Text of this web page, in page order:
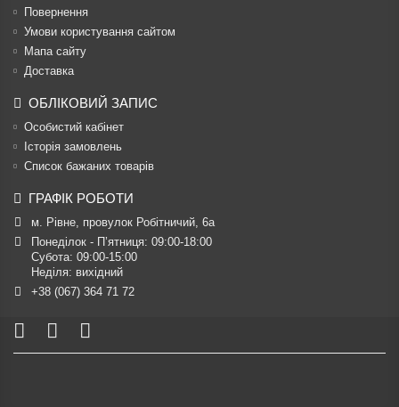
Повернення
Умови користування сайтом
Мапа сайту
Доставка
ОБЛІКОВИЙ ЗАПИС
Особистий кабінет
Історія замовлень
Список бажаних товарів
ГРАФІК РОБОТИ
м. Рівне, провулок Робітничий, 6а
Понеділок - П’ятниця: 09:00-18:00
Субота: 09:00-15:00
Неділя: вихідний
+38 (067) 364 71 72